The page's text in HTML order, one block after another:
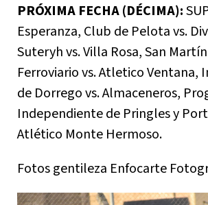
PRÓXIMA FECHA (DÉCIMA):
Esperanza, Club de Pelota vs.
Suteryh vs. Villa Rosa, San
Ferroviario vs. Atletico Ventana,
de Dorrego vs. Almaceneros,
Independiente de Pringles y
Atlético Monte Hermoso.
Fotos gentileza Enfocarte